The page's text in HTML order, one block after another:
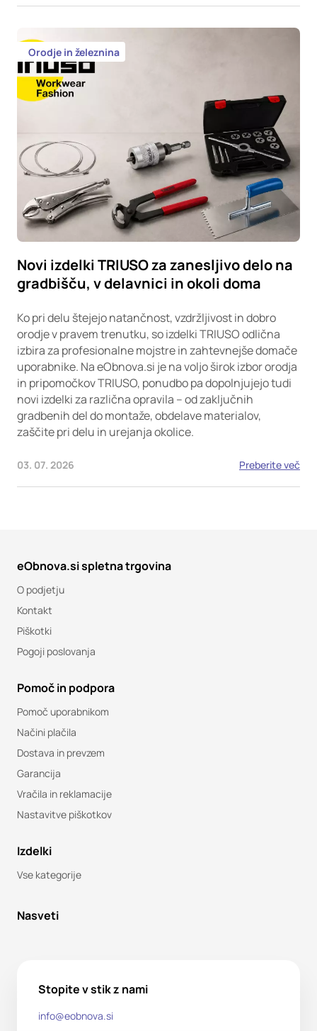
Orodje in železnina
Novi izdelki TRIUSO za zanesljivo delo na
gradbišču, v delavnici in okoli doma
Ko pri delu štejejo natančnost, vzdržljivost in dobro
orodje v pravem trenutku, so izdelki TRIUSO odlična
izbira za profesionalne mojstre in zahtevnejše domače
uporabnike. Na eObnova.si je na voljo širok izbor orodja
in pripomočkov TRIUSO, ponudbo pa dopolnjujejo tudi
novi izdelki za različna opravila – od zaključnih
gradbenih del do montaže, obdelave materialov,
zaščite pri delu in urejanja okolice.
03. 07. 2026 Preberite več
eObnova.si spletna trgovina
O podjetju
Kontakt
Piškotki
Pogoji poslovanja
Pomoč in podpora
Pomoč uporabnikom
Načini plačila
Dostava in prevzem
Garancija
Vračila in reklamacije
Nastavitve piškotkov
Izdelki
Vse kategorije
Nasveti
Stopite v stik z nami
info@eobnova.si